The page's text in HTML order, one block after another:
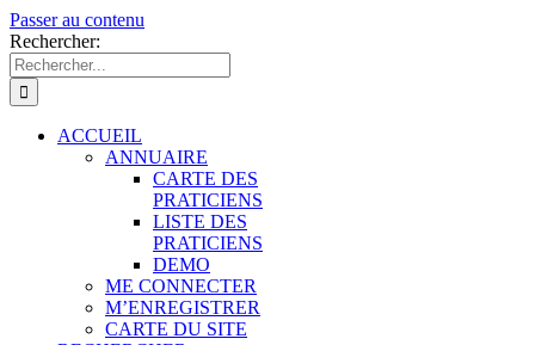
Passer au contenu
Rechercher:
ACCUEIL
ANNUAIRE
CARTE DES
PRATICIENS
LISTE DES
PRATICIENS
DEMO
ME CONNECTER
M’ENREGISTRER
CARTE DU SITE